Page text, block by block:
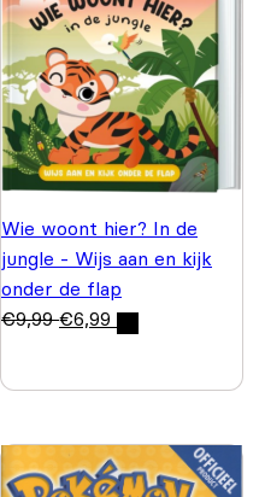
Wie woont hier? In de
jungle - Wijs aan en kijk
onder de flap
€9,99 €6,99